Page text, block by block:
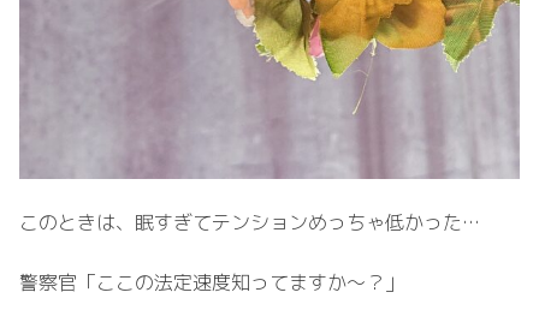
このときは、眠すぎてテンションめっちゃ低かった…
警察官「ここの法定速度知ってますか～？」